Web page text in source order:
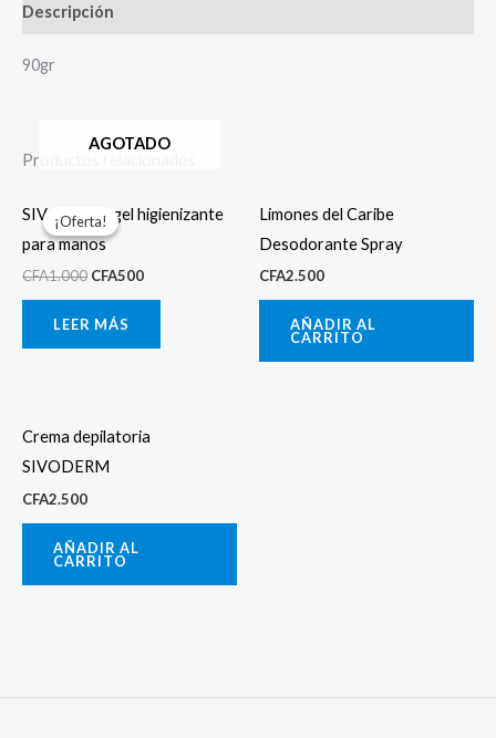
Descripción
90gr
Productos relacionados
¡Oferta!
AGOTADO
¡Oferta!
SIVODERM gel higienizante
para manos
CFA1.000
precio
original
era:
CFA1.000.
CFA500
precio
CFA500.
LEER MÁS
Limones del Caribe
Desodorante Spray
CFA2.500
AÑADIR AL
CARRITO
Crema depilatoria
SIVODERM
CFA2.500
AÑADIR AL
CARRITO